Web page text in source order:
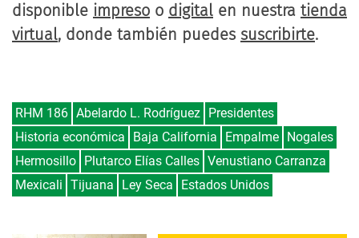
disponible impreso o digital en nuestra tienda
virtual, donde también puedes suscribirte.
RHM 186 Abelardo L. Rodríguez Presidentes
Historia económica
Baja California Empalme Nogales
Hermosillo Plutarco Elías Calles Venustiano Carranza
Mexicali Tijuana Ley Seca Estados Unidos